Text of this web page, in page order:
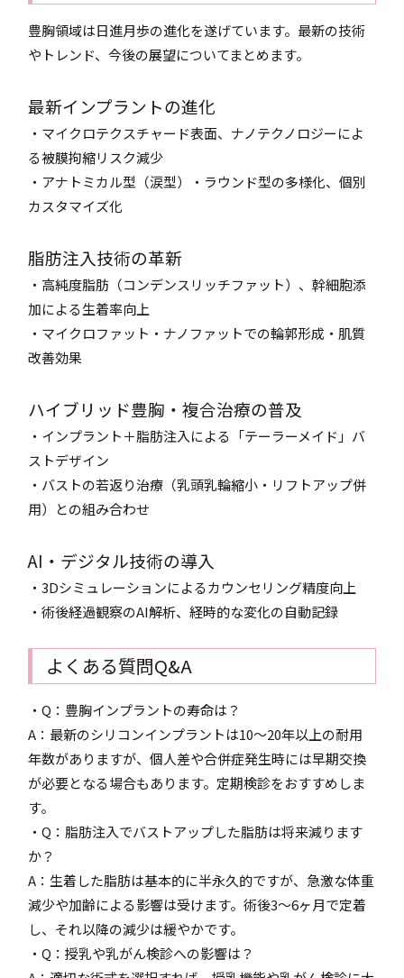
豊胸領域は日進月歩の進化を遂げています。最新の技術
やトレンド、今後の展望についてまとめます。
最新インプラントの進化
・マイクロテクスチャード表面、ナノテクノロジーによ
る被膜拘縮リスク減少
・アナトミカル型（涙型）・ラウンド型の多様化、個別
カスタマイズ化
脂肪注入技術の革新
・高純度脂肪（コンデンスリッチファット）、幹細胞添
加による生着率向上
・マイクロファット・ナノファットでの輪郭形成・肌質
改善効果
ハイブリッド豊胸・複合治療の普及
・インプラント＋脂肪注入による「テーラーメイド」バ
ストデザイン
・バストの若返り治療（乳頭乳輪縮小・リフトアップ併
用）との組み合わせ
AI・デジタル技術の導入
・3Dシミュレーションによるカウンセリング精度向上
・術後経過観察のAI解析、経時的な変化の自動記録
よくある質問Q&A
・Q：豊胸インプラントの寿命は？
A：最新のシリコンインプラントは10〜20年以上の耐用
年数がありますが、個人差や合併症発生時には早期交換
が必要となる場合もあります。定期検診をおすすめしま
す。
・Q：脂肪注入でバストアップした脂肪は将来減ります
か？
A：生着した脂肪は基本的に半永久的ですが、急激な体重
減少や加齢による影響は受けます。術後3〜6ヶ月で定着
し、それ以降の減少は緩やかです。
・Q：授乳や乳がん検診への影響は？